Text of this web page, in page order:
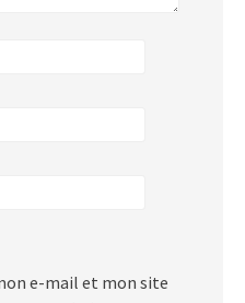
e-mail et mon site